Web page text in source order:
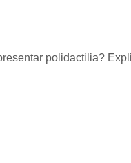
polidactilia?